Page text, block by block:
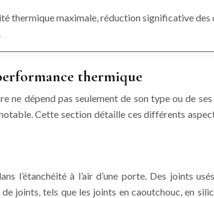
thermique maximale, réduction significative des
thermique
ne dépend pas seulement de son type ou de
Cette section détaille ces différents
l’étanchéité à l’air d’une porte. Des joints
joints, tels que les joints en caoutchouc, en